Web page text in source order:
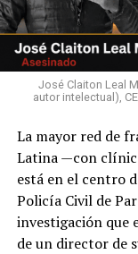
José Claiton Leal
autor intelectual),
La mayor red de
Latina —con
está en el centro
Policía Civil de
investigación que
de un director de